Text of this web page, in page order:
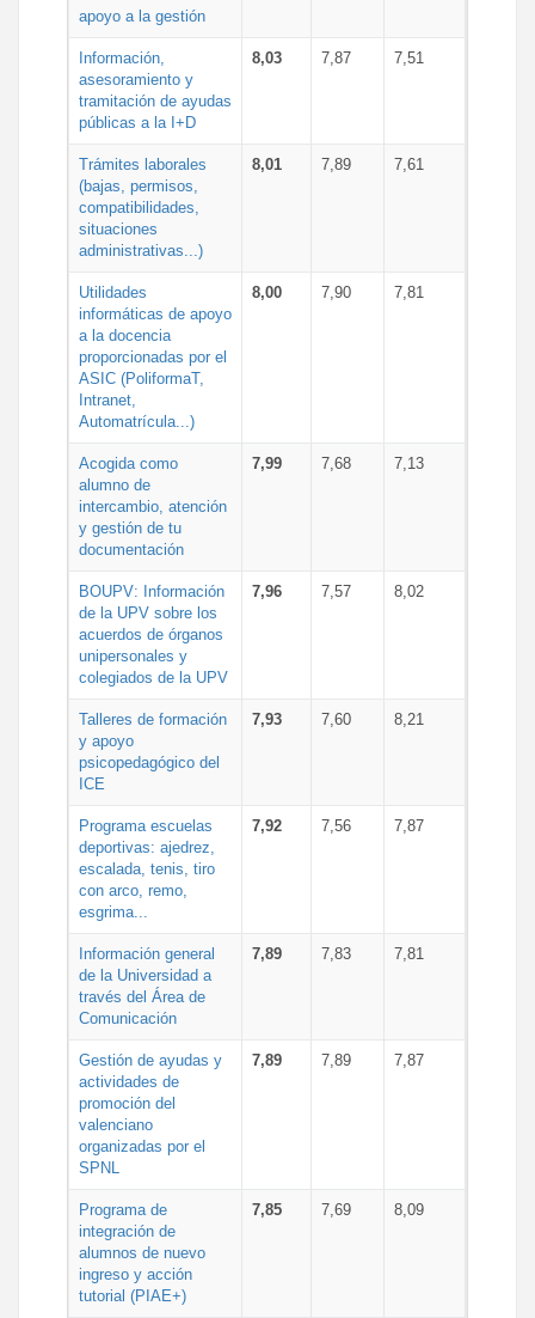
apoyo a la gestión
Información,
asesoramiento y
tramitación de ayudas
públicas a la I+D
8,03 7,87 7,51
Trámites laborales
(bajas, permisos,
compatibilidades,
situaciones
administrativas...)
8,01 7,89 7,61
Utilidades
informáticas de apoyo
a la docencia
proporcionadas por el
ASIC (PoliformaT,
Intranet,
Automatrícula...)
8,00 7,90 7,81
Acogida como
alumno de
intercambio, atención
y gestión de tu
documentación
7,99 7,68 7,13
BOUPV: Información
de la UPV sobre los
acuerdos de órganos
unipersonales y
colegiados de la UPV
7,96 7,57 8,02
Talleres de formación
y apoyo
psicopedagógico del
ICE
7,93 7,60 8,21
Programa escuelas
deportivas: ajedrez,
escalada, tenis, tiro
con arco, remo,
esgrima...
7,92 7,56 7,87
Información general
de la Universidad a
través del Área de
Comunicación
7,89 7,83 7,81
Gestión de ayudas y
actividades de
promoción del
valenciano
organizadas por el
SPNL
7,89 7,89 7,87
Programa de
integración de
alumnos de nuevo
ingreso y acción
tutorial (PIAE+)
7,85 7,69 8,09